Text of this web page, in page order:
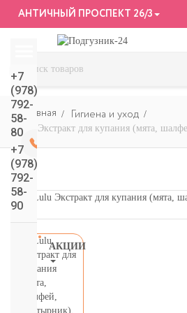
АНТИЧНЫЙ ПРОСПЕКТ 26/3
+7
(978)
792-
58-
80
+7
(978)
792-
58-
90
АКЦИИ
СМОТРЕТЬ
подгузники/
Гигиена и уход
Lulu Экстракт для купания (мята,